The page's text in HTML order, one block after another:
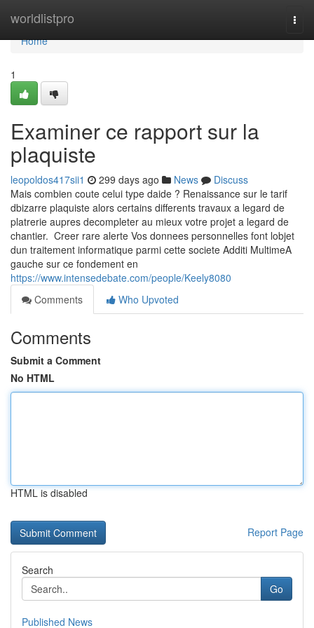
worldlistpro
Home
Home
1
Examiner ce rapport sur la
plaquiste
leopoldos417sii1 299 days ago News
Discuss
Mais combien coute celui type daide ? Renaissance sur le tarif
dbizarre plaquiste alors certains differents travaux a legard de
platrerie aupres decompleter au mieux votre projet a legard de
chantier. Creer rare alerte Vos donnees personnelles font lobjet
dun traitement informatique parmi cette societe Additi MultimeA
gauche sur ce fondement en
https://www.intensedebate.com/people/Keely8080
Comments
Who Upvoted
Comments
Submit a Comment
No HTML
HTML is disabled
Report Page
Search
Go
Published News